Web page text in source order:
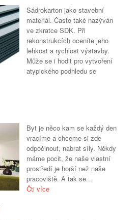
Sádrokarton jako stavební
materiál. Často také nazýván
ve zkratce SDK. Při
rekonstrukcích oceníte jeho
lehkost a rychlost výstavby.
Může se i hodit pro vytvoření
atypického podhledu se
Byt je něco kam se každý den
vracíme a chceme si zde
odpočinout, nabrat síly. Někdy
máme pocit, že naše vlastní
prostředí je horší než naše
pracoviště. A tak se...
Čti více